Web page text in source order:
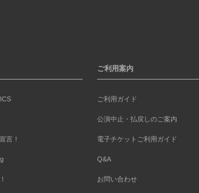
言！
ご利用案内
ご利用ガイド
公演中止・払戻しのご案内
電子チケットご利用ガイド
Q&A
お問い合わせ